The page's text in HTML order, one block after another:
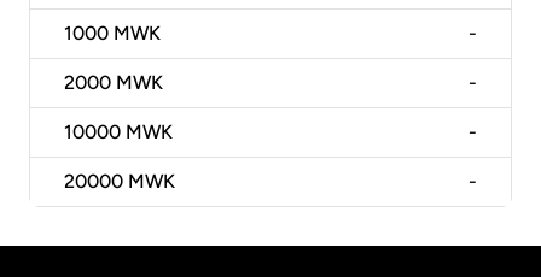
1000 MWK -
2000 MWK -
10000 MWK -
20000 MWK -